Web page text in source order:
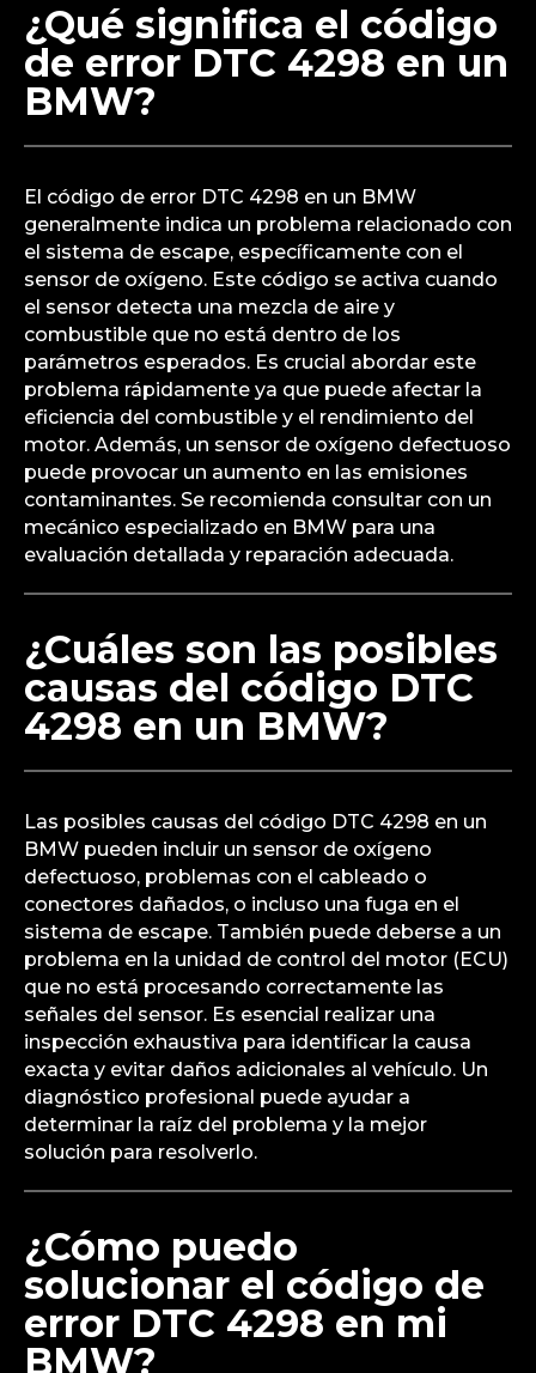
¿Qué significa el código
de error DTC 4298 en un
BMW?
El código de error DTC 4298 en un BMW
generalmente indica un problema relacionado con
el sistema de escape, específicamente con el
sensor de oxígeno. Este código se activa cuando
el sensor detecta una mezcla de aire y
combustible que no está dentro de los
parámetros esperados. Es crucial abordar este
problema rápidamente ya que puede afectar la
eficiencia del combustible y el rendimiento del
motor. Además, un sensor de oxígeno defectuoso
puede provocar un aumento en las emisiones
contaminantes. Se recomienda consultar con un
mecánico especializado en BMW para una
evaluación detallada y reparación adecuada.
¿Cuáles son las posibles
causas del código DTC
4298 en un BMW?
Las posibles causas del código DTC 4298 en un
BMW pueden incluir un sensor de oxígeno
defectuoso, problemas con el cableado o
conectores dañados, o incluso una fuga en el
sistema de escape. También puede deberse a un
problema en la unidad de control del motor (ECU)
que no está procesando correctamente las
señales del sensor. Es esencial realizar una
inspección exhaustiva para identificar la causa
exacta y evitar daños adicionales al vehículo. Un
diagnóstico profesional puede ayudar a
determinar la raíz del problema y la mejor
solución para resolverlo.
¿Cómo puedo
solucionar el código de
error DTC 4298 en mi
BMW?